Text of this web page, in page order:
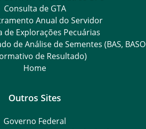
Consulta de GTA
Anual do Servidor
de Explorações Pecuárias
de Análise de Sementes (BAS, BASO
de Resultado)
Home
Outros Sites
Governo Federal